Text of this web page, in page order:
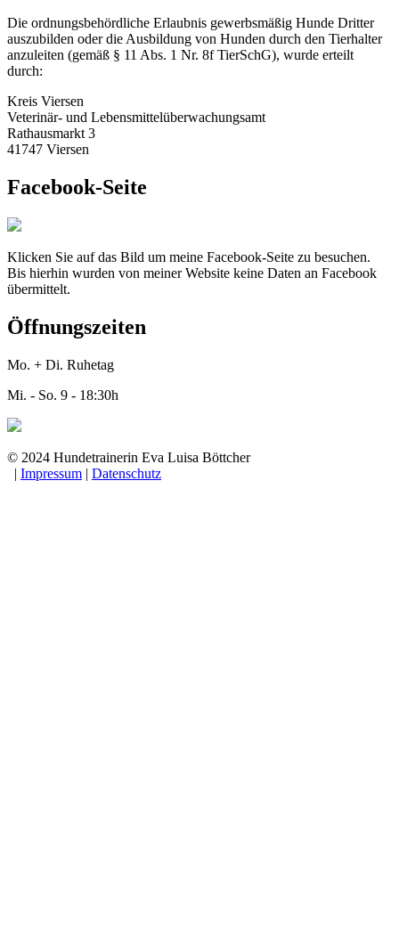
Die ordnungsbehördliche Erlaubnis gewerbsmäßig Hunde Dritter
auszubilden oder die Ausbildung von Hunden durch den Tierhalter
anzuleiten (gemäß § 11 Abs. 1 Nr. 8f TierSchG), wurde erteilt
durch:
Kreis Viersen
Veterinär- und Lebensmittelüberwachungsamt
Rathausmarkt 3
41747 Viersen
Facebook-Seite
Klicken Sie auf das Bild um meine Facebook-Seite zu besuchen.
Bis hierhin wurden von meiner Website keine Daten an Facebook
übermittelt.
Öffnungszeiten
Mo. + Di. Ruhetag
Mi. - So. 9 - 18:30h
© 2024 Hundetrainerin Eva Luisa Böttcher
| Impressum | Datenschutz